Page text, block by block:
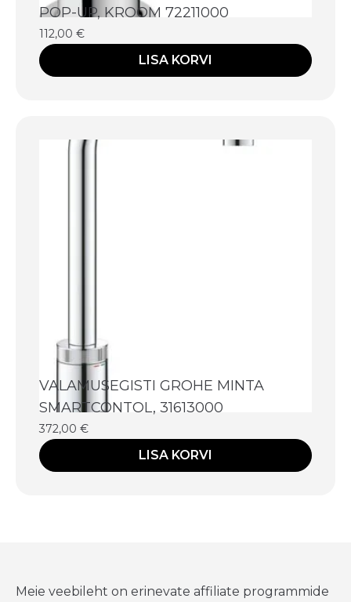
POP-UP, KROOM 72211000
112,00 €
LISA KORVI
VALAMUSEGISTI GROHE MINTA
SMARTCONTOL, 31613000
372,00 €
LISA KORVI
Meie veebileht on erinevate affiliate programmide